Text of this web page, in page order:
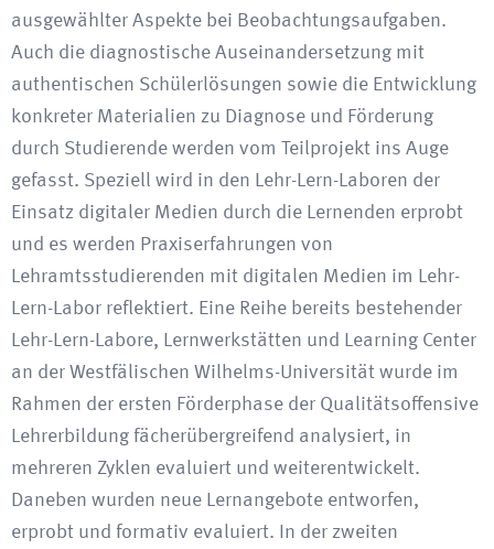
ausgewählter Aspekte bei Beobachtungsaufgaben.
Auch die diagnostische Auseinandersetzung mit
authentischen Schülerlösungen sowie die Entwicklung
konkreter Materialien zu Diagnose und Förderung
durch Studierende werden vom Teilprojekt ins Auge
gefasst. Speziell wird in den Lehr-Lern-Laboren der
Einsatz digitaler Medien durch die Lernenden erprobt
und es werden Praxiserfahrungen von
Lehramtsstudierenden mit digitalen Medien im Lehr-
Lern-Labor reflektiert. Eine Reihe bereits bestehender
Lehr-Lern-Labore, Lernwerkstätten und Learning Center
an der Westfälischen Wilhelms-Universität wurde im
Rahmen der ersten Förderphase der Qualitätsoffensive
Lehrerbildung fächerübergreifend analysiert, in
mehreren Zyklen evaluiert und weiterentwickelt.
Daneben wurden neue Lernangebote entworfen,
erprobt und formativ evaluiert. In der zweiten